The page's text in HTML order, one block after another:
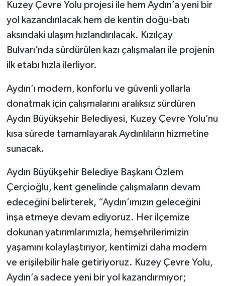
Kuzey Çevre Yolu projesi ile hem Aydın’a yeni bir
yol kazandırılacak hem de kentin doğu-batı
aksındaki ulaşım hızlandırılacak. Kızılçay
Bulvarı’nda sürdürülen kazı çalışmaları ile projenin
ilk etabı hızla ilerliyor.
Aydın’ı modern, konforlu ve güvenli yollarla
donatmak için çalışmalarını aralıksız sürdüren
Aydın Büyükşehir Belediyesi, Kuzey Çevre Yolu’nu
kısa sürede tamamlayarak Aydınlıların hizmetine
sunacak.
Aydın Büyükşehir Belediye Başkanı Özlem
Çerçioğlu, kent genelinde çalışmaların devam
edeceğini belirterek, “Aydın’ımızın geleceğini
inşa etmeye devam ediyoruz. Her ilçemize
dokunan yatırımlarımızla, hemşehrilerimizin
yaşamını kolaylaştırıyor, kentimizi daha modern
ve erişilebilir hale getiriyoruz. Kuzey Çevre Yolu,
Aydın’a sadece yeni bir yol kazandırmıyor;